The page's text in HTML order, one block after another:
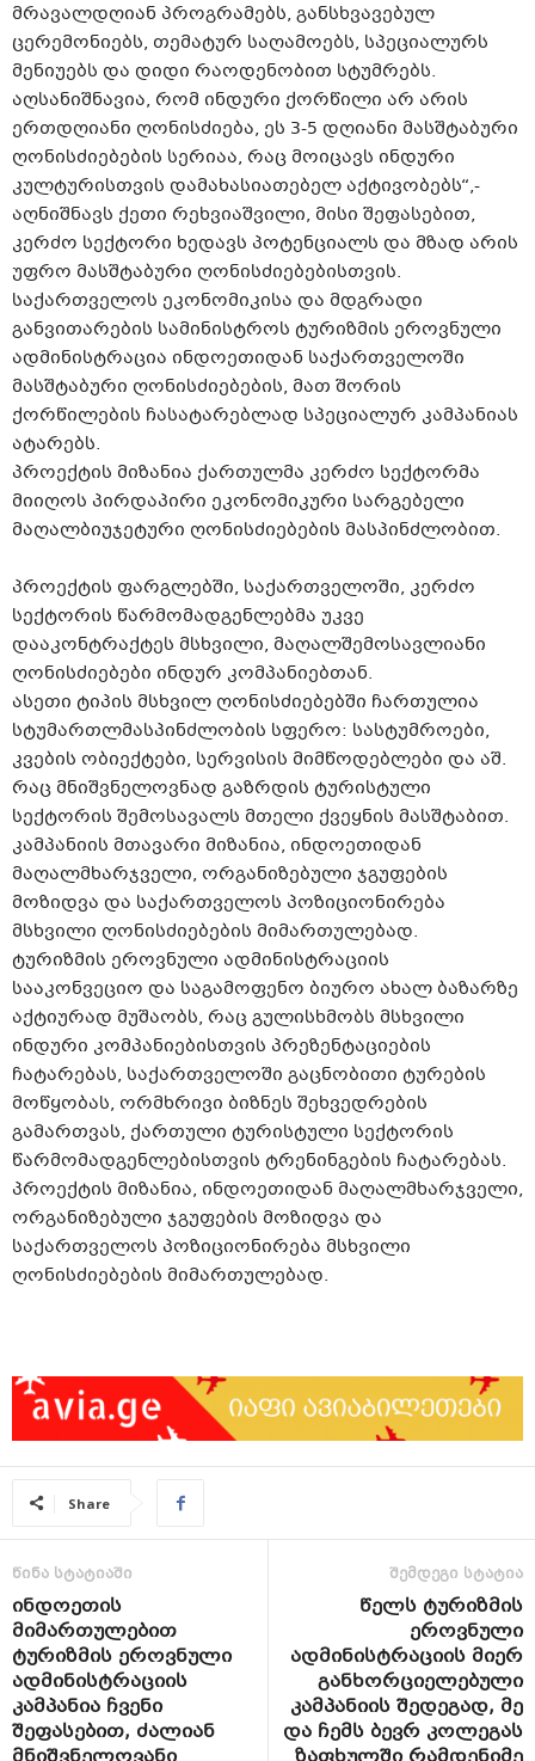
მრავალდღიან პროგრამებს, განსხვავებულ
ცერემონიებს, თემატურ საღამოებს, სპეციალურს
მენიუებს და დიდი რაოდენობით სტუმრებს.
აღსანიშნავია, რომ ინდური ქორწილი არ არის
ერთდღიანი ღონისძიება, ეს 3-5 დღიანი მასშტაბური
ღონისძიებების სერიაა, რაც მოიცავს ინდური
კულტურისთვის დამახასიათებელ აქტივობებს“,-
აღნიშნავს ქეთი რეხვიაშვილი, მისი შეფასებით,
კერძო სექტორი ხედავს პოტენციალს და მზად არის
უფრო მასშტაბური ღონისძიებებისთვის.
საქართველოს ეკონომიკისა და მდგრადი
განვითარების სამინისტროს ტურიზმის ეროვნული
ადმინისტრაცია ინდოეთიდან საქართველოში
მასშტაბური ღონისძიებების, მათ შორის
ქორწილების ჩასატარებლად სპეციალურ კამპანიას
ატარებს.
პროექტის მიზანია ქართულმა კერძო სექტორმა
მიიღოს პირდაპირი ეკონომიკური სარგებელი
მაღალბიუჯეტური ღონისძიებების მასპინძლობით.
პროექტის ფარგლებში, საქართველოში, კერძო
სექტორის წარმომადგენლებმა უკვე
დააკონტრაქტეს მსხვილი, მაღალშემოსავლიანი
ღონისძიებები ინდურ კომპანიებთან.
ასეთი ტიპის მსხვილ ღონისძიებებში ჩართულია
სტუმართლმასპინძლობის სფერო: სასტუმროები,
კვების ობიექტები, სერვისის მიმწოდებლები და აშ.
რაც მნიშვნელოვნად გაზრდის ტურისტული
სექტორის შემოსავალს მთელი ქვეყნის მასშტაბით.
კამპანიის მთავარი მიზანია, ინდოეთიდან
მაღალმხარჯველი, ორგანიზებული ჯგუფების
მოზიდვა და საქართველოს პოზიციონირება
მსხვილი ღონისძიებების მიმართულებად.
ტურიზმის ეროვნული ადმინისტრაციის
სააკონვეციო და საგამოფენო ბიურო ახალ ბაზარზე
აქტიურად მუშაობს, რაც გულისხმობს მსხვილი
ინდური კომპანიებისთვის პრეზენტაციების
ჩატარებას, საქართველოში გაცნობითი ტურების
მოწყობას, ორმხრივი ბიზნეს შეხვედრების
გამართვას, ქართული ტურისტული სექტორის
წარმომადგენლებისთვის ტრენინგების ჩატარებას.
პროექტის მიზანია, ინდოეთიდან მაღალმხარჯველი,
ორგანიზებული ჯგუფების მოზიდვა და
საქართველოს პოზიციონირება მსხვილი
ღონისძიებების მიმართულებად.
Share
წინა სტატიაში
ინდოეთის
მიმართულებით
ტურიზმის ეროვნული
ადმინისტრაციის
კამპანია ჩვენი
შეფასებით, ძალიან
შემდეგი სტატია
წელს ტურიზმის
ეროვნული
ადმინისტრაციის მიერ
განხორციელებული
კამპანიის შედეგად, მე
და ჩემს ბევრ კოლეგას